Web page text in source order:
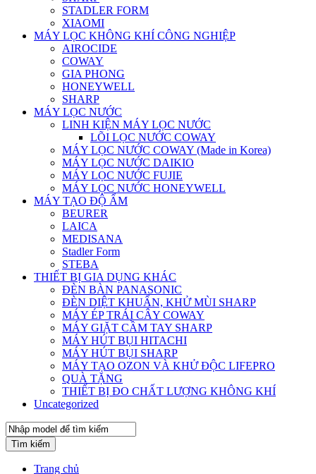
STADLER FORM
XIAOMI
MÁY LỌC KHÔNG KHÍ CÔNG NGHIỆP
AIROCIDE
COWAY
GIA PHONG
HONEYWELL
SHARP
MÁY LỌC NƯỚC
LINH KIỆN MÁY LỌC NƯỚC
LÕI LỌC NƯỚC COWAY
MÁY LỌC NƯỚC COWAY (Made in Korea)
MÁY LỌC NƯỚC DAIKIO
MÁY LỌC NƯỚC FUJIE
MÁY LỌC NƯỚC HONEYWELL
MÁY TẠO ĐỘ ẨM
BEURER
LAICA
MEDISANA
Stadler Form
STEBA
THIẾT BỊ GIA DỤNG KHÁC
ĐÈN BÀN PANASONIC
ĐÈN DIỆT KHUẨN, KHỬ MÙI SHARP
MÁY ÉP TRÁI CÂY COWAY
MÁY GIẶT CẦM TAY SHARP
MÁY HÚT BỤI HITACHI
MÁY HÚT BỤI SHARP
MÁY TẠO OZON VÀ KHỬ ĐỘC LIFEPRO
QUÀ TẶNG
THIẾT BỊ ĐO CHẤT LƯỢNG KHÔNG KHÍ
Uncategorized
Tìm kiếm
Trang chủ